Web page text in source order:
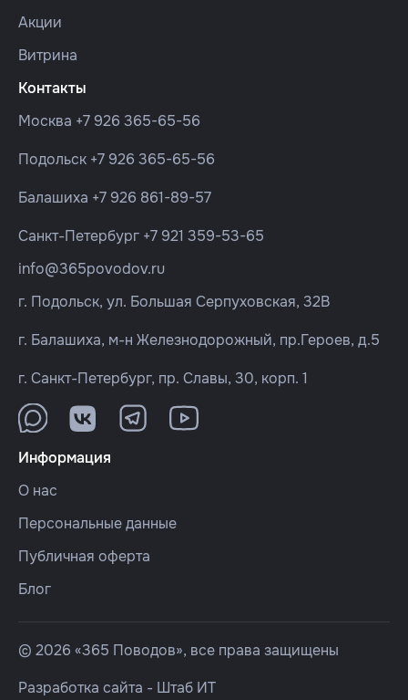
Акции
Витрина
Контакты
Москва +7 926 365-65-56
Подольск +7 926 365-65-56
Балашиха +7 926 861-89-57
Санкт-Петербург +7 921 359-53-65
info@365povodov.ru
г. Подольск, ул. Большая Серпуховская, 32В
г. Балашиха, м-н Железнодорожный, пр.Героев, д.5
г. Санкт-Петербург, пр. Славы, 30, корп. 1
Информация
О нас
Персональные данные
Публичная оферта
Блог
© 2026 «365 Поводов», все права защищены
Разработка сайта - Штаб ИТ